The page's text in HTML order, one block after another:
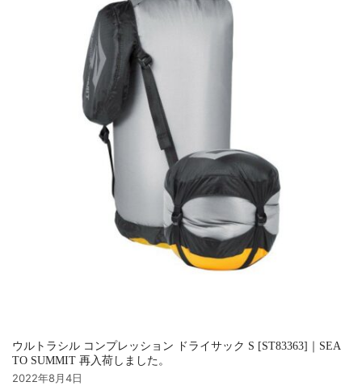
ウルトラシル コンプレッション ドライサック S [ST83363]｜SEA
TO SUMMIT 再入荷しました。
2022年8月4日